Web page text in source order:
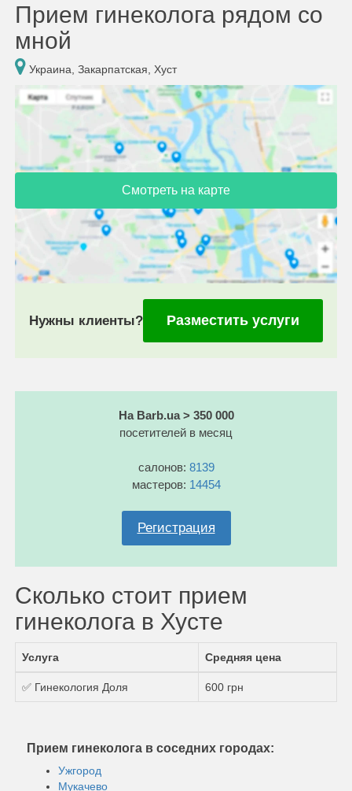
Прием гинеколога рядом со
мной
Украина, Закарпатская, Хуст
Смотреть на карте
Нужны клиенты? Разместить услуги
На Barb.ua > 350 000
посетителей в месяц
салонов: 8139
мастеров: 14454
Регистрация
Сколько стоит прием
гинеколога в Хусте
Услуга Средняя цена
✅ Гинекология Доля 600 грн
Прием гинеколога в соседних городах:
Ужгород
Мукачево